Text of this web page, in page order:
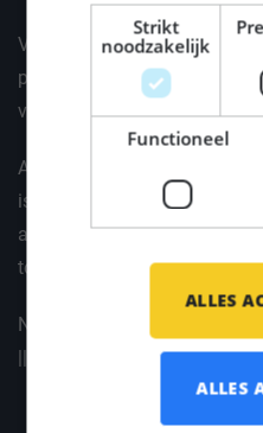
Voldoe je aan de criteria en
professionele uitdaging?
vacature en laten we de
Afhankelijk van de
is de functie voorzien van
toe in een persoonlijk
Neem contact op met April
|| aozen@middlepoint.nl
Strikt
noodzakelijk
Functioneel
ALLES
ALLES